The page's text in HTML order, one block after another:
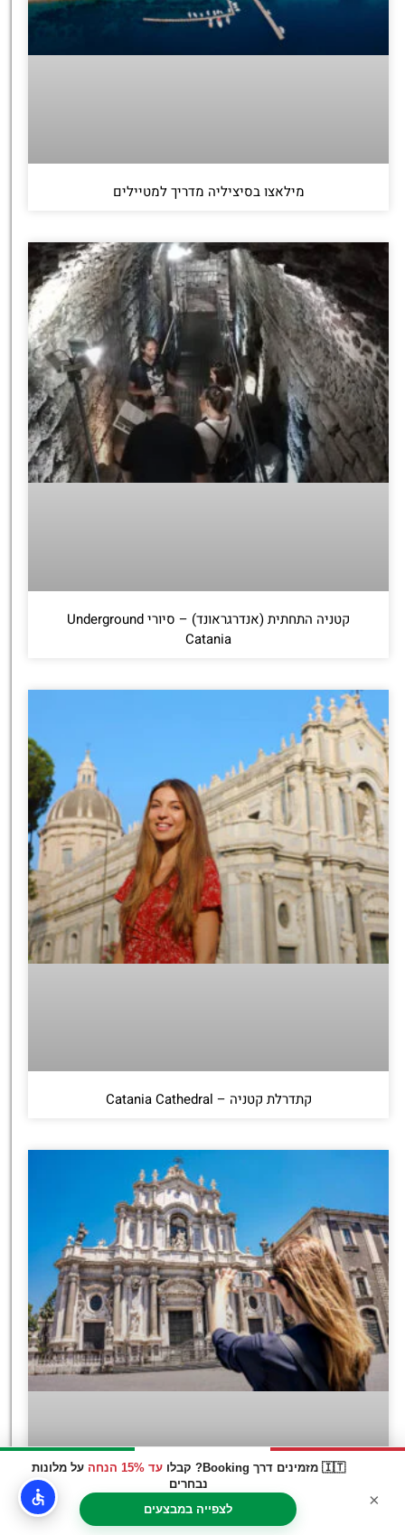
🇮🇹 מזמינים דרך Booking? קבלו עד 15% הנחה
על מלונות
נבחרים
לצפייה במבצעים
×
מילאצו בסיציליה מדריך למטיילים
קטניה התחתית (אנדרגראונד) – סיורי Underground
Catania
קתדרלת קטניה – Catania Cathedral
טיול כוכב מקטניה כנקודת יעד מוצא